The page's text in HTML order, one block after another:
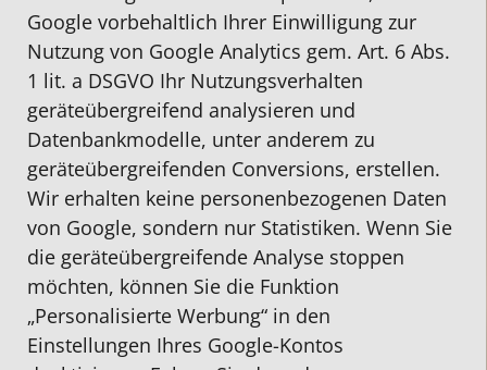
Google vorbehaltlich Ihrer Einwilligung zur
Nutzung von Google Analytics gem. Art. 6 Abs.
1 lit. a DSGVO Ihr Nutzungsverhalten
geräteübergreifend analysieren und
Datenbankmodelle, unter anderem zu
geräteübergreifenden Conversions, erstellen.
Wir erhalten keine personenbezogenen Daten
von Google, sondern nur Statistiken. Wenn Sie
die geräteübergreifende Analyse stoppen
möchten, können Sie die Funktion
„Personalisierte Werbung“ in den
Einstellungen Ihres Google-Kontos